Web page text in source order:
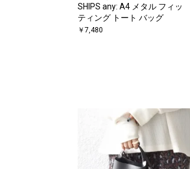
SHIPS any: A4 メタル フィッ
ティング トート バッグ
￥ 7,480